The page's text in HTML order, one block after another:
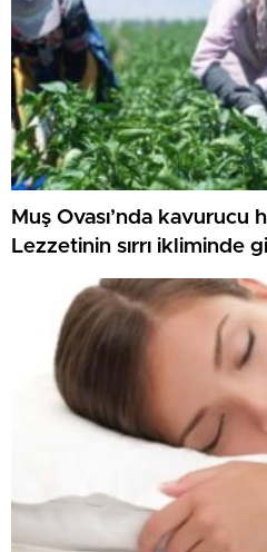
Muş Ovası’nda kavurucu
Lezzetinin sırrı ikliminde